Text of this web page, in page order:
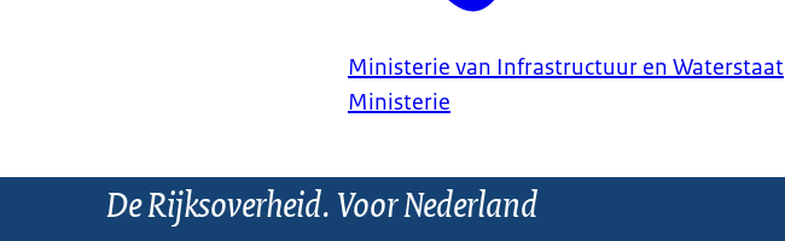
Ministerie van Infrastructuur en Waterstaat
Ministerie
De Rijksoverheid. Voor Nederland